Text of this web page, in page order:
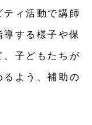
ィ活動で講師
する様子や保
、子どもたちが
るよう、補助の